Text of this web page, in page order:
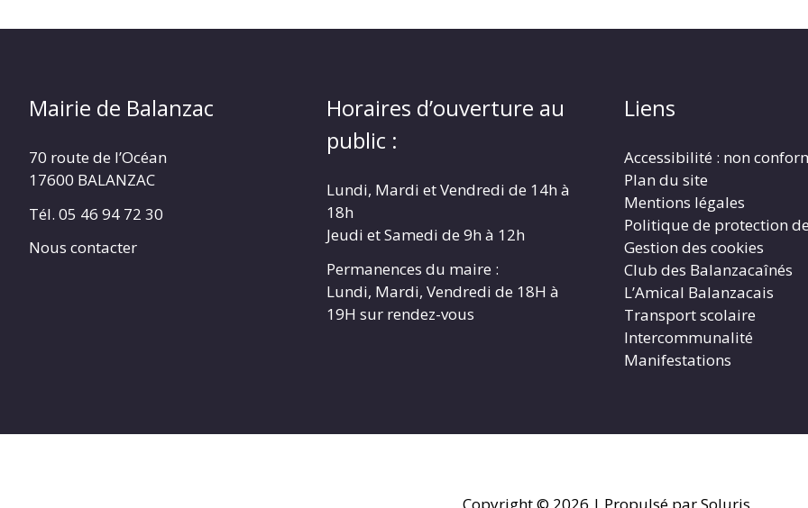
Mairie de Balanzac
70 route de l’Océan
17600 BALANZAC
Tél. 05 46 94 72 30
Nous contacter
Horaires d’ouverture au
public :
Lundi, Mardi et Vendredi de 14h à
18h
Jeudi et Samedi de 9h à 12h
Permanences du maire :
Lundi, Mardi, Vendredi de 18H à
19H sur rendez-vous
Liens
Accessibilité : non
Plan du site
Mentions légales
Politique de protection
Gestion des cookies
Club des Balanzacaînés
L’Amical Balanzacais
Transport scolaire
Intercommunalité
Manifestations